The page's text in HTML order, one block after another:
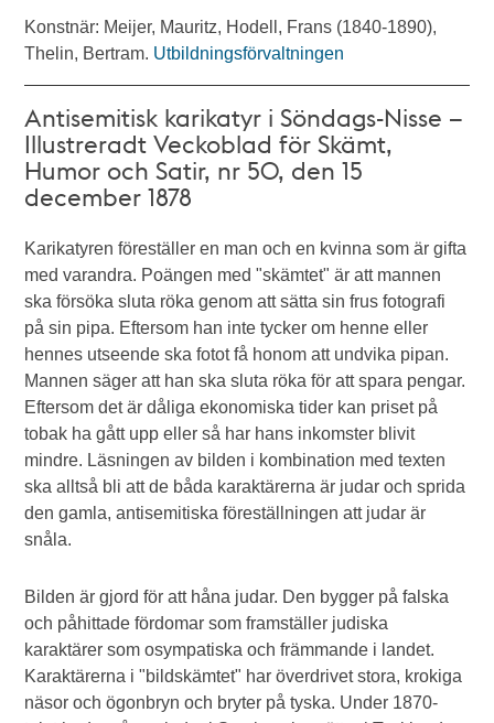
Konstnär: Meijer, Mauritz, Hodell, Frans (1840-1890),
Thelin, Bertram. Utbildningsförvaltningen
Antisemitisk karikatyr i Söndags-Nisse –
Illustreradt Veckoblad för Skämt,
Humor och Satir, nr 50, den 15
december 1878
Karikatyren föreställer en man och en kvinna som är gifta
med varandra. Poängen med "skämtet" är att mannen
ska försöka sluta röka genom att sätta sin frus fotografi
på sin pipa. Eftersom han inte tycker om henne eller
hennes utseende ska fotot få honom att undvika pipan.
Mannen säger att han ska sluta röka för att spara pengar.
Eftersom det är dåliga ekonomiska tider kan priset på
tobak ha gått upp eller så har hans inkomster blivit
mindre. Läsningen av bilden i kombination med texten
ska alltså bli att de båda karaktärerna är judar och sprida
den gamla, antisemitiska föreställningen att judar är
snåla.
Bilden är gjord för att håna judar. Den bygger på falska
och påhittade fördomar som framställer judiska
karaktärer som osympatiska och främmande i landet.
Karaktärerna i "bildskämtet" har överdrivet stora, krokiga
näsor och ögonbryn och bryter på tyska. Under 1870-